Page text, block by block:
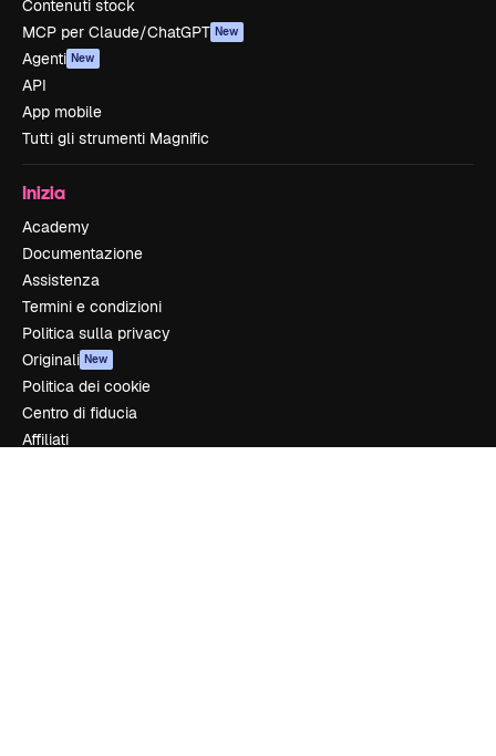
Contenuti stock
MCP per Claude/ChatGPT New
Agenti New
API
App mobile
Tutti gli strumenti Magnific
Inizia
Academy
Documentazione
Assistenza
Termini e condizioni
Politica sulla privacy
Originali New
Politica dei cookie
Centro di fiducia
Affiliati